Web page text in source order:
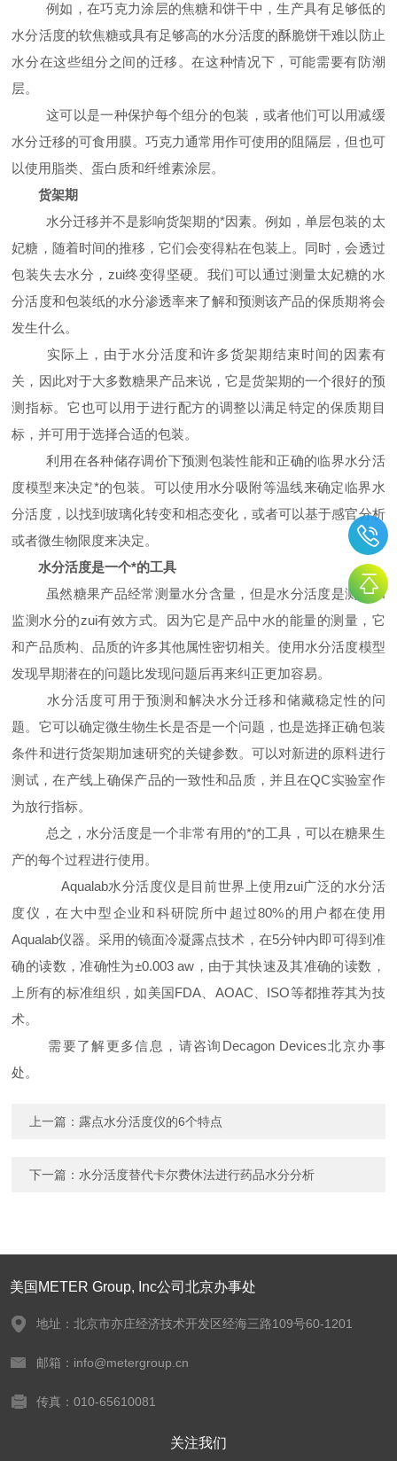
例如，在巧克力涂层的焦糖和饼干中，生产具有足够低的
水分活度的软焦糖或具有足够高的水分活度的酥脆饼干难以防止
水分在这些组分之间的迁移。在这种情况下，可能需要有防潮
层。
这可以是一种保护每个组分的包装，或者他们可以用减缓
水分迁移的可食用膜。巧克力通常用作可使用的阻隔层，但也可
以使用脂类、蛋白质和纤维素涂层。
货架期
水分迁移并不是影响货架期的*因素。例如，单层包装的太
妃糖，随着时间的推移，它们会变得粘在包装上。同时，会透过
包装失去水分，zui终变得坚硬。我们可以通过测量太妃糖的水
分活度和包装纸的水分渗透率来了解和预测该产品的保质期将会
发生什么。
实际上，由于水分活度和许多货架期结束时间的因素有
关，因此对于大多数糖果产品来说，它是货架期的一个很好的预
测指标。它也可以用于进行配方的调整以满足特定的保质期目
标，并可用于选择合适的包装。
利用在各种储存调价下预测包装性能和正确的临界水分活
度模型来决定*的包装。可以使用水分吸附等温线来确定临界水
分活度，以找到玻璃化转变和相态变化，或者可以基于感官分析
或者微生物限度来决定。
水分活度是一个*的工具
虽然糖果产品经常测量水分含量，但是水分活度是测量和
监测水分的zui有效方式。因为它是产品中水的能量的测量，它
和产品质构、品质的许多其他属性密切相关。使用水分活度模型
发现早期潜在的问题比发现问题后再来纠正更加容易。
水分活度可用于预测和解决水分迁移和储藏稳定性的问
题。它可以确定微生物生长是否是一个问题，也是选择正确包装
条件和进行货架期加速研究的关键参数。可以对新进的原料进行
测试，在产线上确保产品的一致性和品质，并且在QC实验室作
为放行指标。
总之，水分活度是一个非常有用的*的工具，可以在糖果生
产的每个过程进行使用。
Aqualab水分活度仪是目前世界上使用zui广泛的水分活
度仪，在大中型企业和科研院所中超过80%的用户都在使用
Aqualab仪器。采用的镜面冷凝露点技术，在5分钟内即可得到准
确的读数，准确性为±0.003 aw ，由于其快速及其准确的读数，
上所有的标准组织，如美国FDA AOAC ISO等都推荐其为技
术。
需要了解更多信息，请咨询 Decagon Devices北京办事
处。
上一篇： 露点水分活度仪的6个特点
下一篇： 水分活度替代卡尔费休法进行药品水分分析
美国METER Group, Inc公司北京办事处
地址：北京市亦庄经济技术开发区经海三路109号60-1201
邮箱：info@metergroup.cn
传真：010-65610081
关注我们